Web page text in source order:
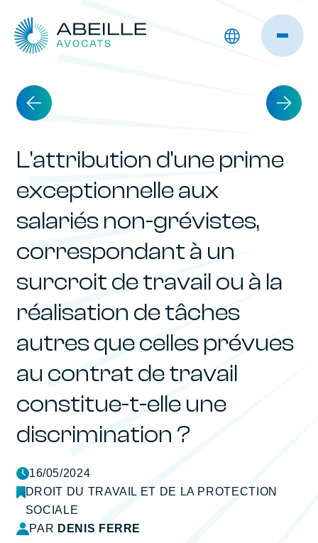
L’attribution d’une prime
exceptionnelle aux
salariés non-grévistes,
correspondant à un
surcroit de travail ou à la
réalisation de tâches
autres que celles prévues
au contrat de travail
constitue-t-elle une
discrimination ?
16/05/2024
DROIT DU TRAVAIL ET DE LA PROTECTION
SOCIALE
PAR DENIS FERRE